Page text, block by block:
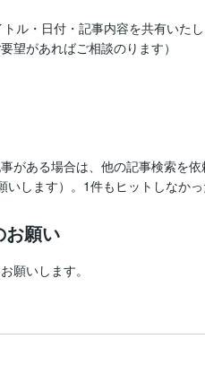
ル・日付・記事内容を共有いたし
望があればご相談のります）
がある場合は、他の記事検索を
いします）。1件もヒットしなか
お願い
願いします。